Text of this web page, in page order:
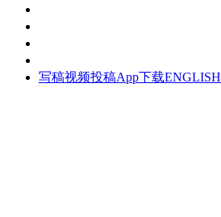
写稿视频投稿App下载ENGLISH